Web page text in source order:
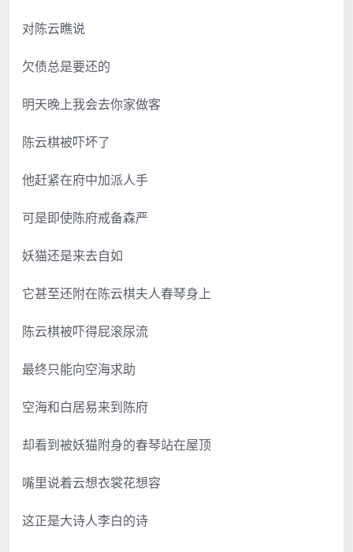
对陈云瞧说
欠债总是要还的
明天晚上我会去你家做客
陈云棋被吓坏了
他赶紧在府中加派人手
可是即使陈府戒备森严
妖猫还是来去自如
它甚至还附在陈云棋夫人春琴身上
陈云棋被吓得屁滚尿流
最终只能向空海求助
空海和白居易来到陈府
却看到被妖猫附身的春琴站在屋顶
嘴里说着云想衣裳花想容
这正是大诗人李白的诗